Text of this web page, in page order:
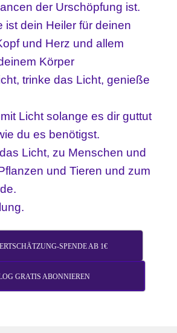
der Urschöpfung ist.
ist dein Heiler für deinen
und Herz und allem
Körper
trinke das Licht, genieße
Licht solange es dir guttut
du es benötigst.
Licht, zu Menschen und
und Tieren und zum
SPENDE AB 1€
GRATIS ABONNIEREN